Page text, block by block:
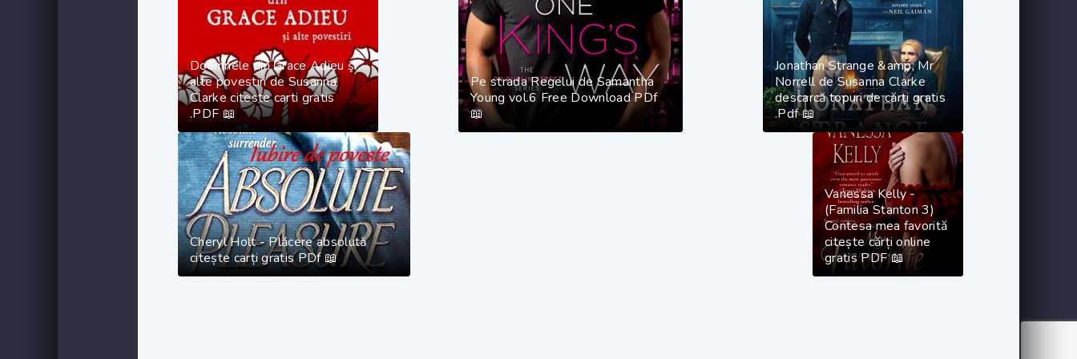
Doamnele din Grace Adieu şi
alte povestiri de Susanna
Clarke citeste carti gratis
.PDF 📖
Pe strada Regelui de Samantha
Young vol.6 Free Download PDf
📖
Jonathan Strange &amp; Mr
Norrell de Susanna Clarke
descarcă topuri de cărți gratis
.Pdf 📖
Cheryl Holt - Plăcere absolută
citește carți gratis PDf 📖
Vanessa Kelly -
(Familia Stanton 3)
Contesa mea favorită
citește cărți online
gratis PDF 📖